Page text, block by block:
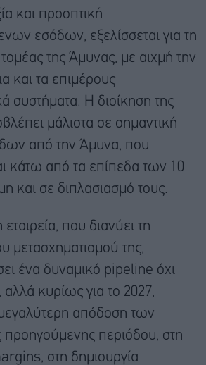
και προοπτική
εσόδων, εξελίσσεται για τη
της Άμυνας, με αιχμή την
και τα επιμέρους
συστήματα. Η διοίκηση της
μάλιστα σε σημαντική
από την Άμυνα, που
κάτω από τα επίπεδα των 10
και σε διπλασιασμό τους.
εταιρεία, που διανύει τη
μετασχηματισμού της,
ένα δυναμικό pipeline όχι
αλλά κυρίως για το 2027,
μεγαλύτερη απόδοση των
περιόδου, στη
στη δημιουργία